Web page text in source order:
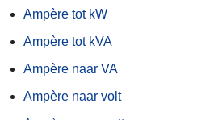
Ampère tot kW
Ampère tot kVA
Ampère naar VA
Ampère naar volt